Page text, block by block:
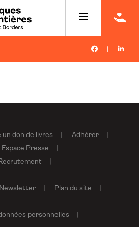
un don de livres
Adhérer
Espace Presse
Plan du site
personnelles